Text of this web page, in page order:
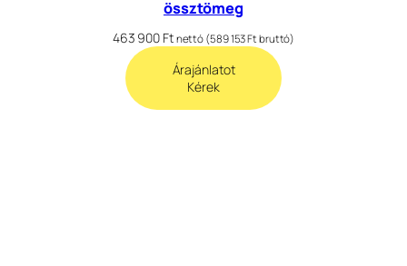
össztömeg
463 900 Ft nettó (589 153Ft bruttó)
Árajánlatot
Kérek